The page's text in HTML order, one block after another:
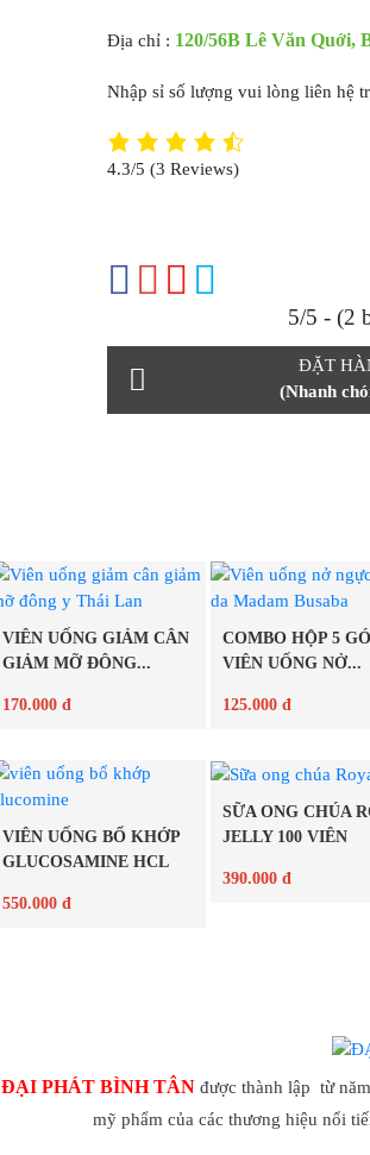
Địa chỉ : 120/56B Lê Văn Quới,
Nhập sỉ số lượng vui lòng liên hệ
4.3/5 (3 Reviews)
5/5 - (2
ĐẶT
(Nhanh
VIÊN UỐNG GIẢM CÂN
GIẢM MỠ ĐÔNG...
170.000 đ
COMBO HỘP 5
VIÊN UỐNG NỞ...
125.000 đ
Chi tiết
VIÊN UỐNG BỔ KHỚP
GLUCOSAMINE HCL
550.000 đ
SỮA ONG CHÚA
JELLY 100 VIÊN
390.000 đ
ĐẠI PHÁT BÌNH TÂNđược thành lập từ
mỹ phẩm của các thương hiệu nổi